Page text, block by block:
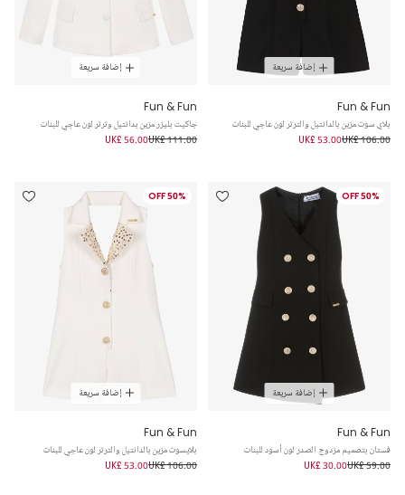
إضافة سريعة
Fun & Fun
بلاي سوت مزين بالدانتيل والترتر لون عاجي للبنات
UK£ 106.00
UK£ 53.00
إضافة سريعة
Fun & Fun
جاكيت بليزر مزين بدانتيل وترتر لون عاجي للبنات
UK£ 111.00
UK£ 56.00
50% OFF
إضافة سريعة
Fun & Fun
فستان بتصميم مزدوج الصدر لون أسود للبنات
UK£ 59.00
UK£ 30.00
50% OFF
إضافة سريعة
Fun & Fun
بلايسوت مزين بالدانتيل والترتر لون عاجي للبنات
UK£ 106.00
UK£ 53.00